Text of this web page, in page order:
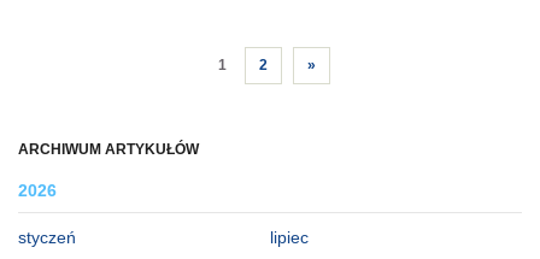
ARCHIWUM ARTYKUŁÓW
2026
styczeń lipiec
1 2 »